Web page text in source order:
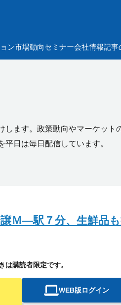
ン市場動向セミナー会社情報記事
ます。政策動向やマーケット
日は毎日配信しています。
Ｍ―駅７分、生鮮品
は購読者限定です。
WEB版ログイン